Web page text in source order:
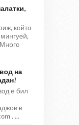
който
на
е бил
в
. ...